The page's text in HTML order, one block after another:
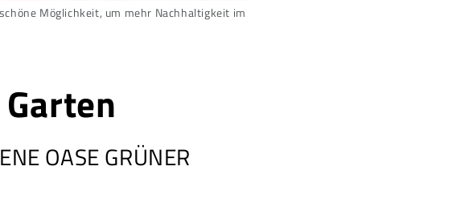
Möglichkeit, um mehr Nachhaltigkeit im
OASE GRÜNER